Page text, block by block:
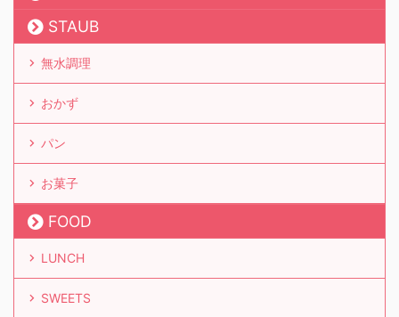
STAUB
無水調理
おかず
パン
お菓子
FOOD
LUNCH
SWEETS